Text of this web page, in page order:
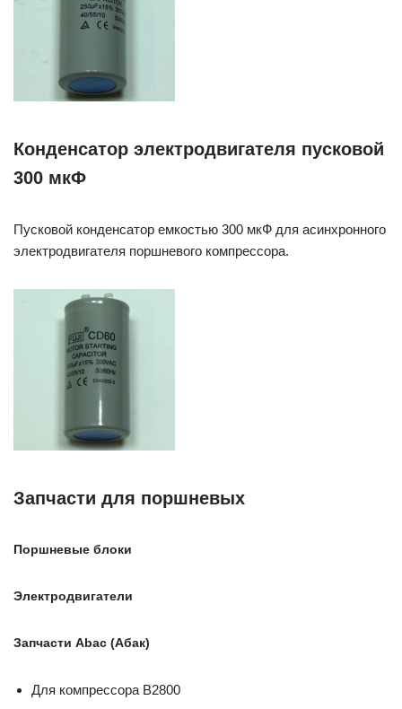
Конденсатор электродвигателя пусковой
300 мкФ
Пусковой конденсатор емкостью 300 мкФ для асинхронного
электродвигателя поршневого компрессора.
Запчасти для поршневых
Поршневые блоки
Электродвигатели
Запчасти Abac (Абак)
Для компрессора B2800